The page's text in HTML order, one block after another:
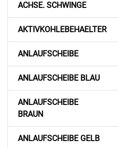
ACHSE. SCHWINGE
AKTIVKOHLEBEHAELTER
ANLAUFSCHEIBE
ANLAUFSCHEIBE BLAU
ANLAUFSCHEIBE
BRAUN
ANLAUFSCHEIBE GELB